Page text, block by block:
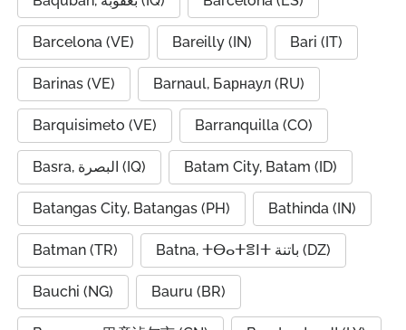
Barcelona (VE) Bareilly (IN) Bari (IT)
Barinas (VE) Barnaul, Барнаул (RU)
Barquisimeto (VE) Barranquilla (CO)
Basra, البصرة (IQ) Batam City, Batam (ID)
Batangas City, Batangas (PH) Bathinda (IN)
Batman (TR) Batna, ⵜⴱⴰⵜⴻⵏⵜ باتنة (DZ)
Bauchi (NG) Bauru (BR)